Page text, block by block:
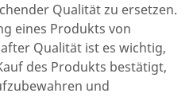
Qualität zu ersetzen.
eines Produkts von
Qualität ist es wichtig,
des Produkts bestätigt,
und